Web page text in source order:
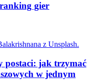
gier
postaci: jak trzymać
w jednym